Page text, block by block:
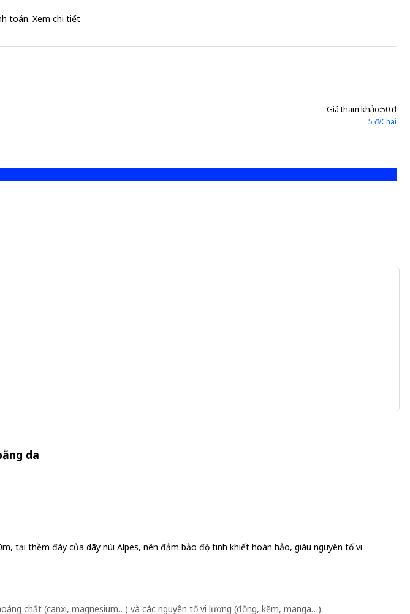
toán. Xem chi tiết
Giá tham khảo:50 đ
5 đ/Chai
da
tại thềm đáy của dãy núi Alpes, nên đảm bảo độ tinh khiết hoàn hảo, giàu nguyên tố vi
chất (canxi, magnesium…) và các nguyên tố vi lượng (đồng, kẽm, manga…).